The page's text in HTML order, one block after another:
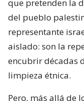
que pretenden la
del pueblo
representante
aislado: son la
encubrir décadas
limpieza étnica.
Pero, más allá de